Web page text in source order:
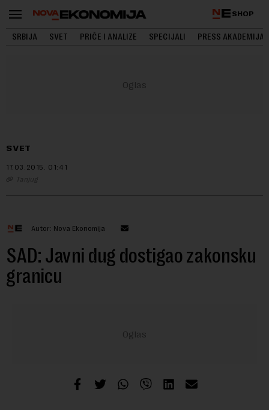
SHOP
SRBIJA SVET PRIČE I ANALIZE SPECIJALI PRESS AKADEMIJA
SVET
17.03.2015. 01:41
Tanjug
Autor: Nova Ekonomija
SAD: Javni dug dostigao zakonsku
granicu